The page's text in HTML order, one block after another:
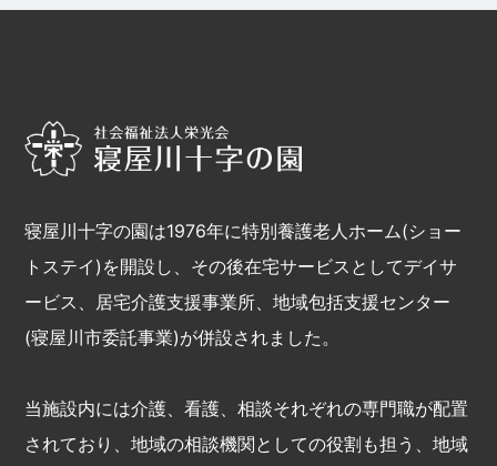
寝屋川十字の園は1976年に特別養護老人ホーム(ショー
トステイ)を開設し、その後在宅サービスとしてデイサ
ービス、居宅介護支援事業所、地域包括支援センター
(寝屋川市委託事業)が併設されました。
当施設内には介護、看護、相談それぞれの専門職が配置
されており、地域の相談機関としての役割も担う、地域